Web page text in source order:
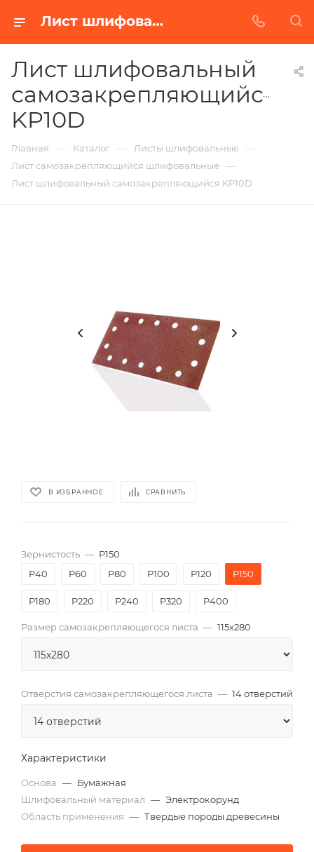
Лист шлифовальный самозакрепляющийся KP10D в Белгороде | Купить по недорогой цене от Абразивного Завода
Лист шлифовальный
самозакрепляющийся
KP10D
Главная — Каталог — Листы шлифовальные —
Лист самозакрепляющийся шлифовальные —
Лист шлифовальный самозакрепляющийся KP10D
В ИЗБРАННОЕ СРАВНИТЬ
Зернистость — P150
P40
P60 P80 P100 P120 P150
P180 P220 P240 P320 P400
Размер самозакрепляющегося листа — 115х280
Отверстия самозакрепляющегося листа — 14 отверстий
Характеристики
Основа — Бумажная
Шлифовальный материал — Электрокорунд
Область применения — Твердые породы древесины